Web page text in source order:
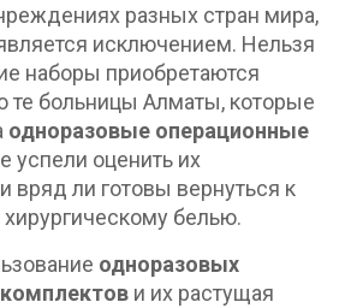
разных стран мира,
исключением. Нельзя
наборы приобретаются
те больницы Алматы, которые
одноразовые операционные
успели оценить их
вряд ли готовы вернуться к
белью.
одноразовых
и их растущая